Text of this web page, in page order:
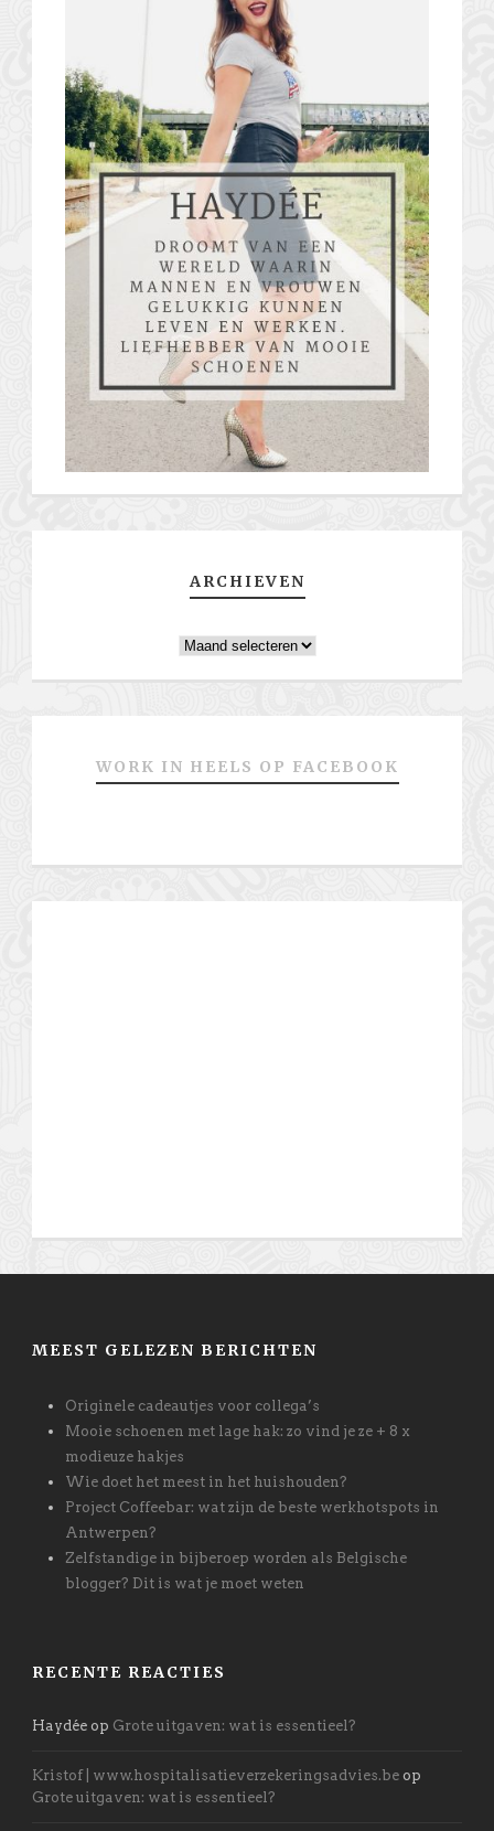
ARCHIEVEN
Archieven
WORK IN HEELS OP FACEBOOK
MEEST GELEZEN BERICHTEN
Originele cadeautjes voor collega’s
Mooie schoenen met lage hak: zo vind je ze + 8 x
modieuze hakjes
Wie doet het meest in het huishouden?
Project Coffeebar: wat zijn de beste werkhotspots in
Antwerpen?
Zelfstandige in bijberoep worden als Belgische
blogger? Dit is wat je moet weten
RECENTE REACTIES
Haydée op Grote uitgaven: wat is essentieel?
Kristof | www.hospitalisatieverzekeringsadvies.be op
Grote uitgaven: wat is essentieel?